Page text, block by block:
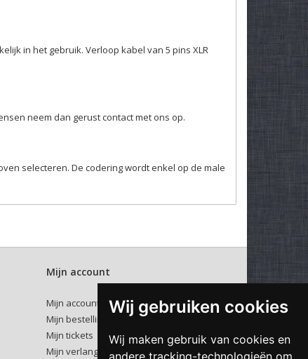
Wij gebruiken cookies
Wij maken gebruik van cookies en
andere tracking-technologieën om
in het gebruik. Verloop kabel van 5 pins XLR
neem dan gerust contact met ons op.
selecteren. De codering wordt enkel op de male
Mijn account
Mijn account
Mijn bestellingen
Mijn tickets
Mijn verlanglijst